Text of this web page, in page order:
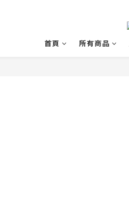
首頁 所有商品